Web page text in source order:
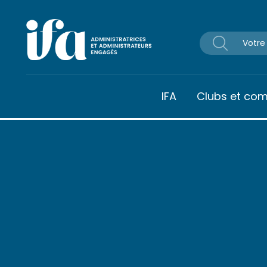
IFA Clubs et